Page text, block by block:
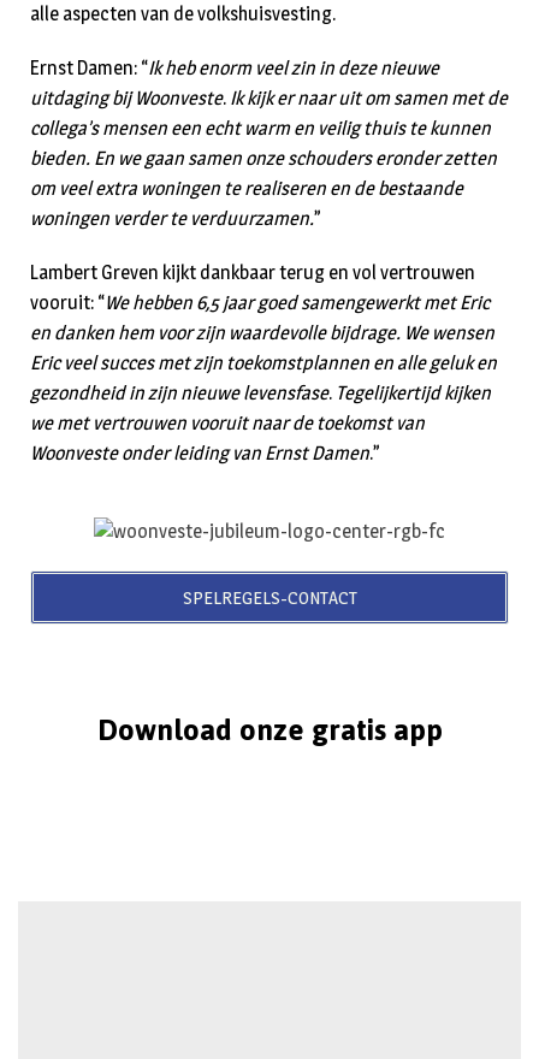
alle aspecten van de volkshuisvesting.
Ernst Damen: “Ik heb enorm veel zin in deze nieuwe
uitdaging bij Woonveste. Ik kijk er naar uit om samen met de
collega’s mensen een echt warm en veilig thuis te kunnen
bieden. En we gaan samen onze schouders eronder zetten
om veel extra woningen te realiseren en de bestaande
woningen verder te verduurzamen.”
Lambert Greven kijkt dankbaar terug en vol vertrouwen
vooruit: “We hebben 6,5 jaar goed samengewerkt met Eric
en danken hem voor zijn waardevolle bijdrage. We wensen
Eric veel succes met zijn toekomstplannen en alle geluk en
gezondheid in zijn nieuwe levensfase. Tegelijkertijd kijken
we met vertrouwen vooruit naar de toekomst van
Woonveste onder leiding van Ernst Damen.”
SPELREGELS-CONTACT
Download onze gratis app